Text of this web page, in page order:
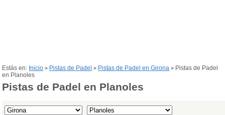
Estás en: Inicio > Pistas de Padel > Pistas de Padel en Girona > Pistas de Padel
en Planoles
Pistas de Padel en Planoles